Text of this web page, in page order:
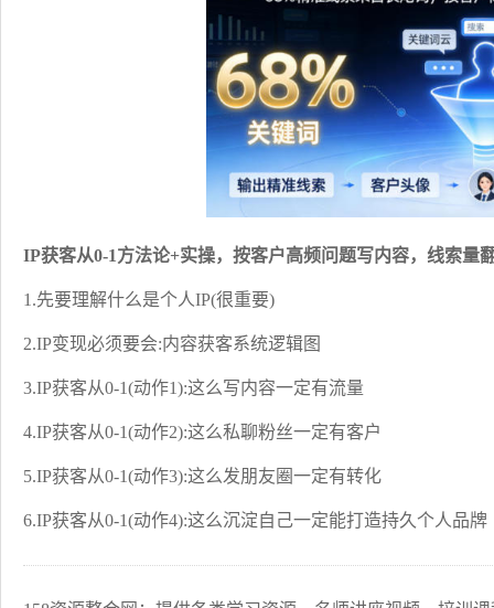
IP获客从0-1方法论+实操，按客户高频问题写内容，线索量
1.先要理解什么是个人IP(很重要)
2.IP变现必须要会:内容获客系统逻辑图
3.IP获客从0-1(动作1):这么写内容一定有流量
4.IP获客从0-1(动作2):这么私聊粉丝一定有客户
5.IP获客从0-1(动作3):这么发朋友圈一定有转化
6.IP获客从0-1(动作4):这么沉淀自己一定能打造持久个人品牌